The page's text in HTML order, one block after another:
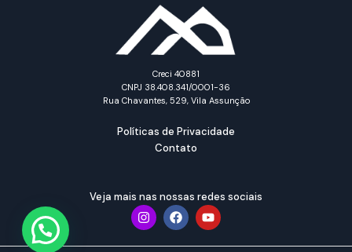
Creci 40881
CNPJ 38.408.341/0001-36
Rua Chavantes, 529, Vila Assunção
Políticas de Privacidade
Contato
Veja mais nas nossas redes sociais